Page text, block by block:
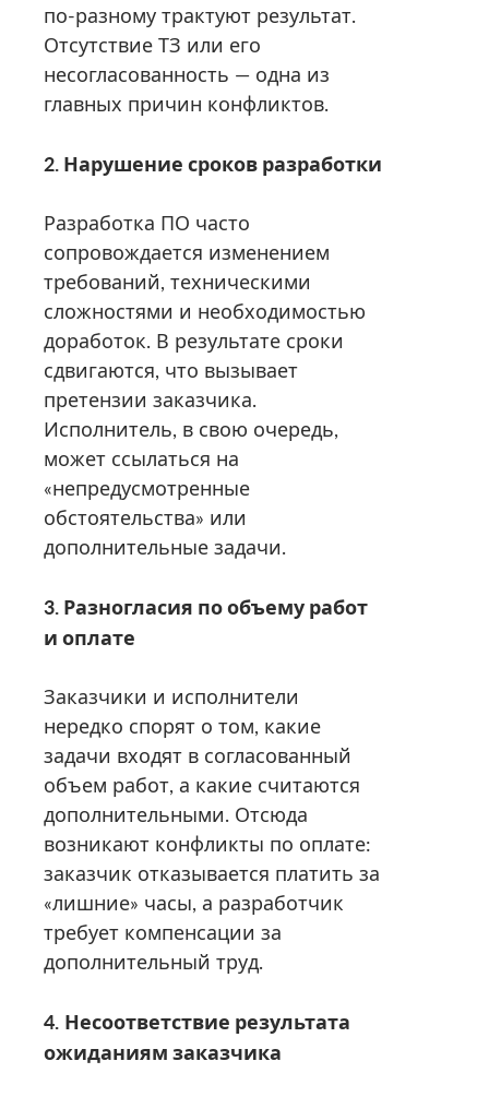
по-разному трактуют результат.
Отсутствие ТЗ или его
несогласованность — одна из
главных причин конфликтов.
2. Нарушение сроков разработки
Разработка ПО часто
сопровождается изменением
требований, техническими
сложностями и необходимостью
доработок. В результате сроки
сдвигаются, что вызывает
претензии заказчика.
Исполнитель, в свою очередь,
может ссылаться на
«непредусмотренные
обстоятельства» или
дополнительные задачи.
3. Разногласия по объему работ
и оплате
Заказчики и исполнители
нередко спорят о том, какие
задачи входят в согласованный
объем работ, а какие считаются
дополнительными. Отсюда
возникают конфликты по оплате:
заказчик отказывается платить за
«лишние» часы, а разработчик
требует компенсации за
дополнительный труд.
4. Несоответствие результата
ожиданиям заказчика